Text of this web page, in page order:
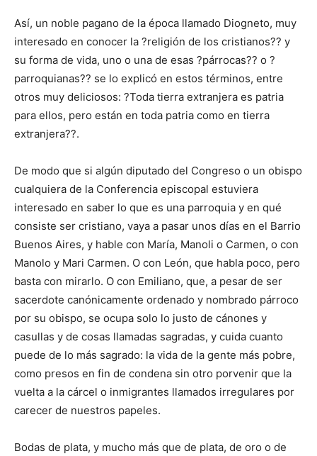
Así, un noble pagano de la época llamado Diogneto, muy
interesado en conocer la ?religión de los cristianos?? y
su forma de vida, uno o una de esas ?párrocas?? o ?
parroquianas?? se lo explicó en estos términos, entre
otros muy deliciosos: ?Toda tierra extranjera es patria
para ellos, pero están en toda patria como en tierra
extranjera??.
De modo que si algún diputado del Congreso o un obispo
cualquiera de la Conferencia episcopal estuviera
interesado en saber lo que es una parroquia y en qué
consiste ser cristiano, vaya a pasar unos días en el Barrio
Buenos Aires, y hable con María, Manoli o Carmen, o con
Manolo y Mari Carmen. O con León, que habla poco, pero
basta con mirarlo. O con Emiliano, que, a pesar de ser
sacerdote canónicamente ordenado y nombrado párroco
por su obispo, se ocupa solo lo justo de cánones y
casullas y de cosas llamadas sagradas, y cuida cuanto
puede de lo más sagrado: la vida de la gente más pobre,
como presos en fin de condena sin otro porvenir que la
vuelta a la cárcel o inmigrantes llamados irregulares por
carecer de nuestros papeles.
Bodas de plata, y mucho más que de plata, de oro o de